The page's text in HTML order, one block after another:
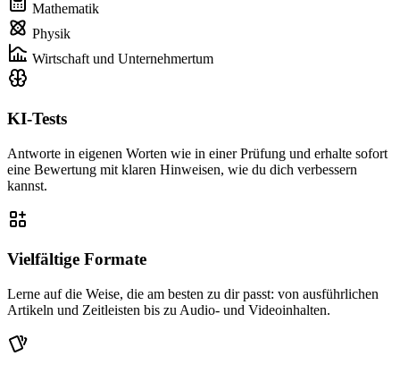
Mathematik
Physik
Wirtschaft und Unternehmertum
KI-Tests
Antworte in eigenen Worten wie in einer Prüfung und erhalte sofort
eine Bewertung mit klaren Hinweisen, wie du dich verbessern
kannst.
Vielfältige Formate
Lerne auf die Weise, die am besten zu dir passt: von ausführlichen
Artikeln und Zeitleisten bis zu Audio- und Videoinhalten.